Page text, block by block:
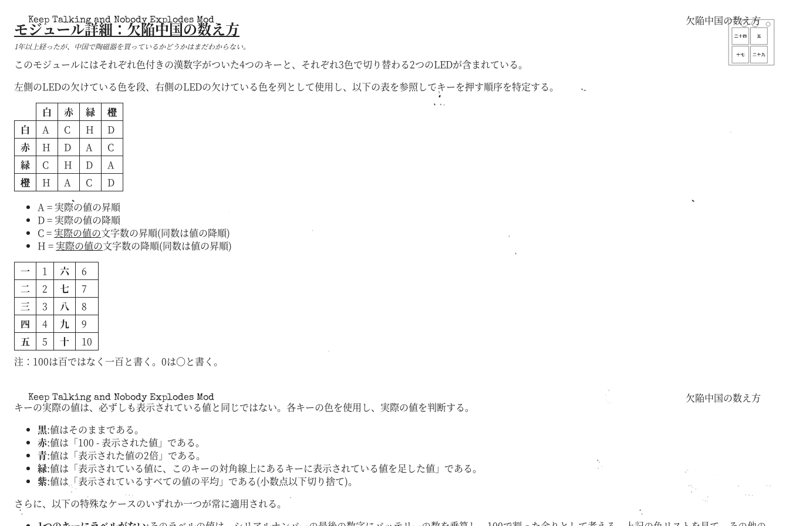
Keep Talking and Nobody Explodes Mod 欠陥中国の数え方
モジュール詳細：欠陥中国の数え方
1年以上経ったが、中国で陶磁器を買っているかどうかはまだわからない。
このモジュールにはそれぞれ色付きの漢数字がついた4つのキーと、それぞれ3色で切り替わる2つのLEDが含まれている。
左側のLEDの欠けている色を段、右側のLEDの欠けている色を列として使用し、以下の表を参照してキーを押す順序を特定する。
白
赤 緑
橙
白
A C H
D
赤
H D A
C
緑
C H D
A
橙
H A C
D
A = 実際の値の昇順
D = 実際の値の降順
C = 実際の値の文字数の昇順(同数は値の降順)
H = 実際の値の文字数の降順(同数は値の昇順)
一
1 六
6
二
2 七
7
三
3 八
8
四
4 九
9
五
5 十
10
注：100は百ではなく一百と書く。0は〇と書く。
Keep Talking and Nobody Explodes Mod 欠陥中国の数え方
キーの実際の値は、必ずしも表示されている値と同じではない。各キーの色を使用し、実際の値を判断する。
黒:値はそのままである。
赤:値は「100 - 表示された値」である。
青:値は「表示された値の2倍」である。
緑:値は「表示されている値に、このキーの対角線上にあるキーに表示されている値を足した値」である。
紫:値は「表示されているすべての値の平均」である(小数点以下切り捨て)。
さらに、以下の特殊なケースのいずれか一つが常に適用される。